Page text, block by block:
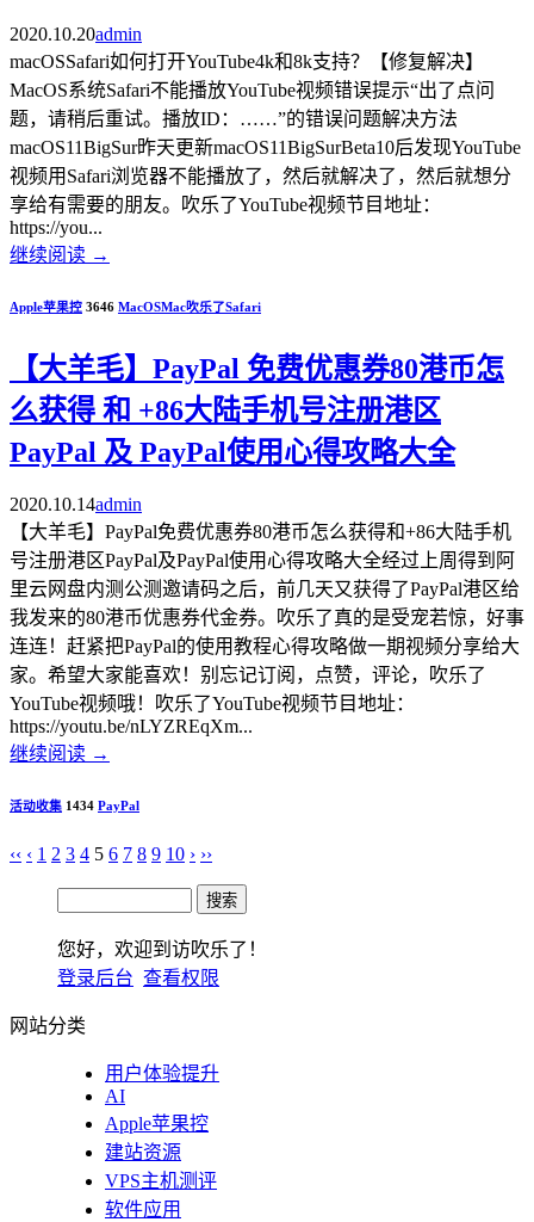
2020.10.20admin
macOSSafari如何打开YouTube4k和8k支持？【修复解决】
MacOS系统Safari不能播放YouTube视频错误提示“出了点问
题，请稍后重试。播放ID：……”的错误问题解决方法
macOS11BigSur昨天更新macOS11BigSurBeta10后发现YouTube
视频用Safari浏览器不能播放了，然后就解决了，然后就想分
享给有需要的朋友。吹乐了YouTube视频节目地址：
https://you...
继续阅读 →
Apple苹果控 3646 MacOSMac吹乐了Safari
【大羊毛】PayPal 免费优惠券80港币怎
么获得 和 +86大陆手机号注册港区
PayPal 及 PayPal使用心得攻略大全
2020.10.14admin
【大羊毛】PayPal免费优惠券80港币怎么获得和+86大陆手机
号注册港区PayPal及PayPal使用心得攻略大全经过上周得到阿
里云网盘内测公测邀请码之后，前几天又获得了PayPal港区给
我发来的80港币优惠券代金券。吹乐了真的是受宠若惊，好事
连连！赶紧把PayPal的使用教程心得攻略做一期视频分享给大
家。希望大家能喜欢！别忘记订阅，点赞，评论，吹乐了
YouTube视频哦！吹乐了YouTube视频节目地址：
https://youtu.be/nLYZREqXm...
继续阅读 →
活动收集 1434 PayPal
‹‹ ‹ 1 2 3 4 5 6 7 8 9 10 › ››
您好，欢迎到访吹乐了！
登录后台 查看权限
网站分类
用户体验提升
AI
Apple苹果控
建站资源
VPS主机测评
软件应用